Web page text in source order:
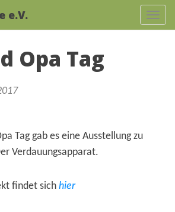
e.V.
Opa Tag
Tag gab es eine Ausstellung zu
Verdauungsapparat.
findet sich hier